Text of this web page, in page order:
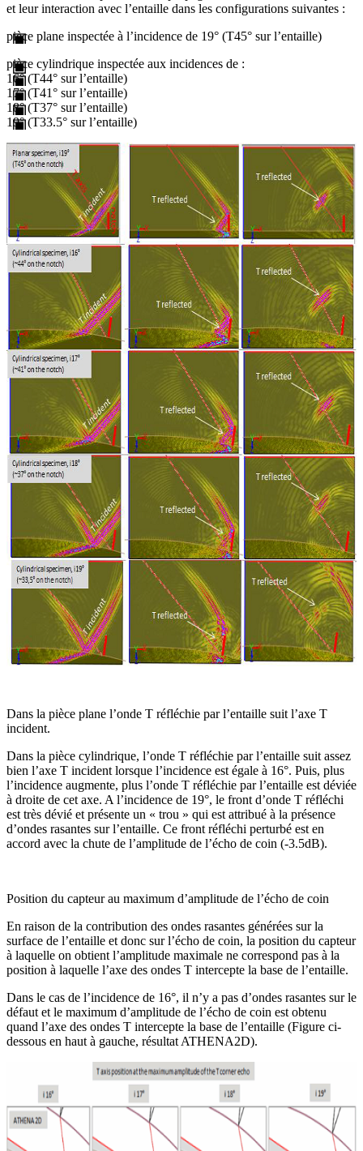
et leur interaction avec l’entaille dans les configurations suivantes :
pièce plane inspectée à l’incidence de 19° (T45° sur l’entaille)
pièce cylindrique inspectée aux incidences de :
16° (T44° sur l’entaille)
17° (T41° sur l’entaille)
18° (T37° sur l’entaille)
19° (T33.5° sur l’entaille)
Dans la pièce plane l’onde T réfléchie par l’entaille suit l’axe T
incident.
Dans la pièce cylindrique, l’onde T réfléchie par l’entaille suit assez
bien l’axe T incident lorsque l’incidence est égale à 16°. Puis, plus
l’incidence augmente, plus l’onde T réfléchie par l’entaille est déviée
à droite de cet axe. A l’incidence de 19°, le front d’onde T réfléchi
est très dévié et présente un « trou » qui est attribué à la présence
d’ondes rasantes sur l’entaille. Ce front réfléchi perturbé est en
accord avec la chute de l’amplitude de l’écho de coin (-3.5dB).
Position du capteur au maximum d’amplitude de l’écho de coin
En raison de la contribution des ondes rasantes générées sur la
surface de l’entaille et donc sur l’écho de coin, la position du capteur
à laquelle on obtient l’amplitude maximale ne correspond pas à la
position à laquelle l’axe des ondes T intercepte la base de l’entaille.
Dans le cas de l’incidence de 16°, il n’y a pas d’ondes rasantes sur le
défaut et le maximum d’amplitude de l’écho de coin est obtenu
quand l’axe des ondes T intercepte la base de l’entaille (Figure ci-
dessous en haut à gauche, résultat ATHENA2D).